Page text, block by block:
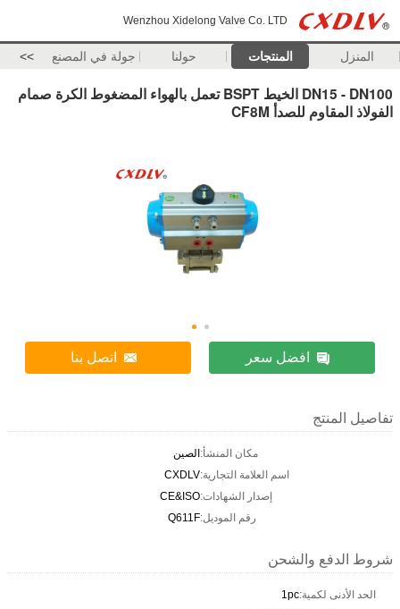
Wenzhou Xidelong Valve Co. LTD
المنزل المنتجات حولنا جولة في المصنع >>
DN15 - DN100 الخيط BSPT تعمل بالهواء المضغوط الكرة صمام
الفولاذ المقاوم للصدأ CF8M
افضل سعر اتصل بنا
تفاصيل المنتج
مكان المنشأ:الصين
اسم العلامة التجارية:CXDLV
إصدار الشهادات:CE&ISO
رقم الموديل:Q611F
شروط الدفع والشحن
الحد الأدنى لكمية:1pc